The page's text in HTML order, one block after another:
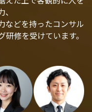
などを持ったコンサル
修を受けています。